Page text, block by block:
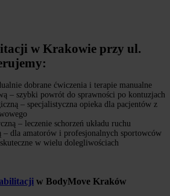
w Krakowie przy ul.
dobrane ćwiczenia i terapie manualne
– szybki powrót do sprawności po kontuzjach
– specjalistyczna opieka dla pacjentów z
– leczenie schorzeń układu ruchu
– dla amatorów i profesjonalnych sportowców
w wielu dolegliwościach
w BodyMove Kraków